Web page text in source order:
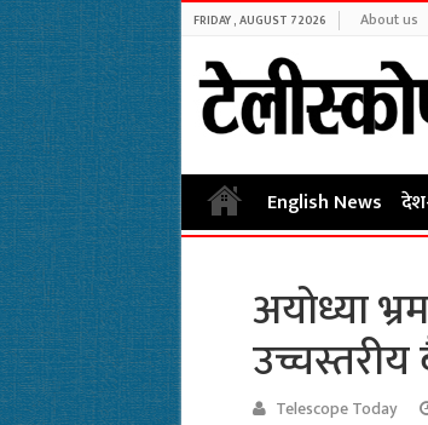
FRIDAY , AUGUST 7 2026 About us
English News
अयोध्या
Telescope Today